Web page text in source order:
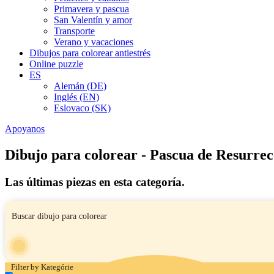
Primavera y pascua
San Valentín y amor
Transporte
Verano y vacaciones
Dibujos para colorear antiestrés
Online puzzle
ES
Alemán (DE)
Inglés (EN)
Eslovaco (SK)
Apoyanos
Dibujo para colorear - Pascua de
Las últimas piezas en esta categoría.
Filter by Kategórie